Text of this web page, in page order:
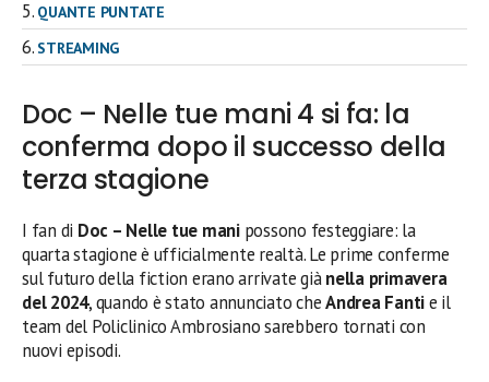
QUANTE PUNTATE
STREAMING
Doc – Nelle tue mani 4 si fa: la
conferma dopo il successo della
terza stagione
I fan di Doc – Nelle tue manipossono festeggiare: la
quarta stagione è ufficialmente realtà. Le prime conferme
sul futuro della fiction erano arrivate giànella primavera
del 2024, quando è stato annunciato cheAndrea Fantie il
team del Policlinico Ambrosiano sarebbero tornati con
nuovi episodi.